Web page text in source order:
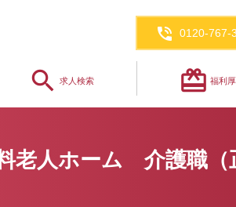
phone_in_talk 0120-767-
search 求人検索 redeem 福利
人ホーム 介護職（